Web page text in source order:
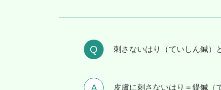
刺さないはり（ていしん鍼）
皮膚に刺さないはり＝鍉鍼（